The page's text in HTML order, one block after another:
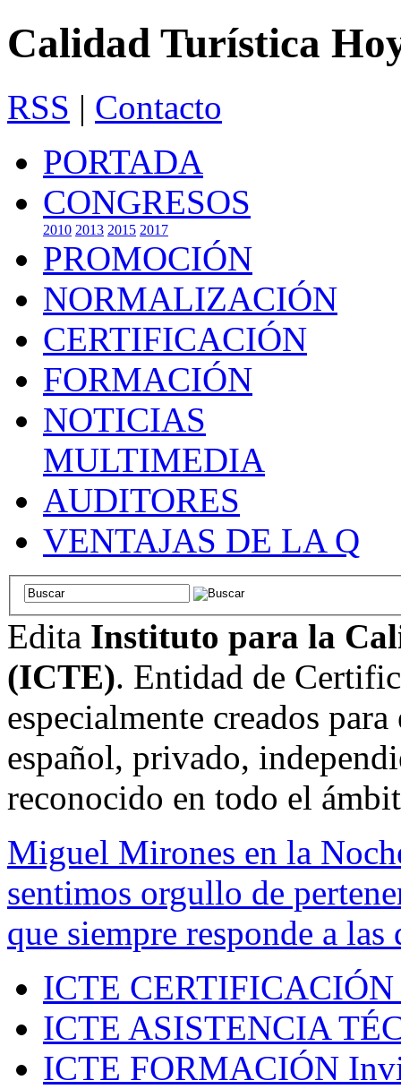
Calidad Turística
RSS | Contacto
PORTADA
CONGRESOS
2010 2013 2015 2017
PROMOCIÓN
NORMALIZACIÓN
CERTIFICACIÓN
FORMACIÓN
NOTICIAS
MULTIMEDIA
AUDITORES
VENTAJAS DE LA Q
Edita Instituto para la
(ICTE). Entidad de
especialmente creados
español, privado,
reconocido en todo el
Miguel Mirones en la
sentimos orgullo de
que siempre responde a
ICTE CERTIFICACIÓN
ICTE ASISTENCIA
ICTE FORMACIÓN